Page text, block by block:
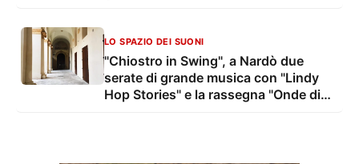
LO SPAZIO DEI SUONI
"Chiostro in Swing", a Nardò due
serate di grande musica con "Lindy
Hop Stories" e la rassegna "Onde di